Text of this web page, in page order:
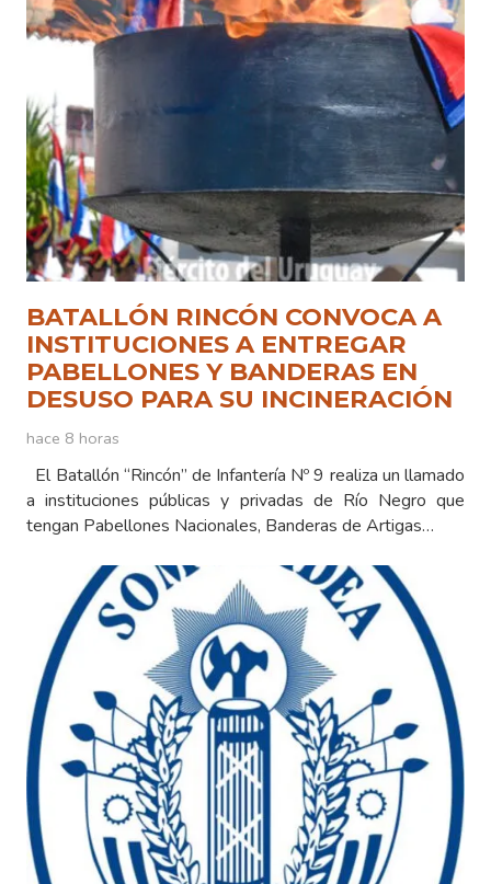
BATALLÓN RINCÓN CONVOCA A
INSTITUCIONES A ENTREGAR
PABELLONES Y BANDERAS EN
DESUSO PARA SU INCINERACIÓN
hace 8 horas
El Batallón “Rincón” de Infantería Nº 9 realiza un llamado
a instituciones públicas y privadas de Río Negro que
tengan Pabellones Nacionales, Banderas de Artigas…